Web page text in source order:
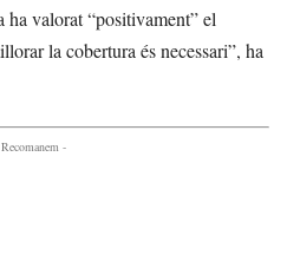
ha valorat “positivament” el
la cobertura és necessari”, ha
-